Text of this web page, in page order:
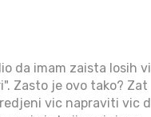
da imam zaista losih vi
Zasto je ovo tako? Zat
vic napraviti vic d